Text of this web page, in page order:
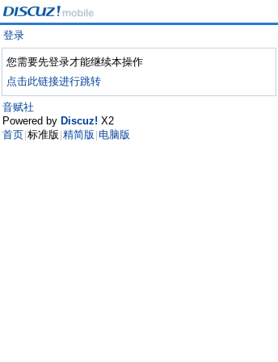
登录
您需要先登录才能继续本操作
点击此链接进行跳转
音赋社
Powered by Discuz! X2
首页 标准版 精简版 电脑版